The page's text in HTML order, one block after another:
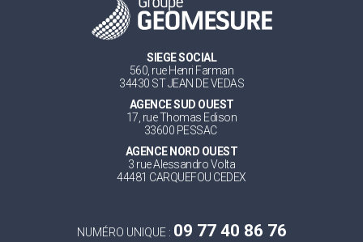
SIEGE SOCIAL
560, rue Henri Farman
34430 ST JEAN DE VEDAS
AGENCE SUD OUEST
17, rue Thomas Edison
33600 PESSAC
AGENCE NORD OUEST
3 rue Alessandro Volta
44481 CARQUEFOU CEDEX
NUMÉRO UNIQUE : 09 77 40 86 76